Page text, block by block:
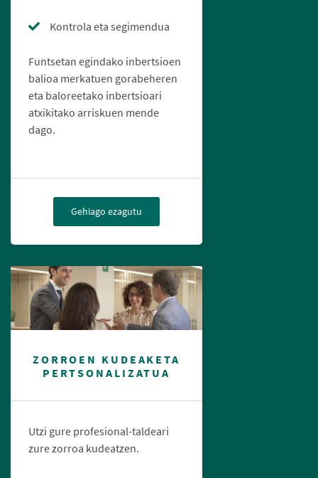
Kontrola eta segimendua
Funtsetan egindako inbertsioen
balioa merkatuen gorabeheren
eta baloreetako inbertsioari
atxikitako arriskuen mende
dago.
Gehiago ezagutu
ZORROEN KUDEAKETA
PERTSONALIZATUA
Utzi gure profesional-taldeari
zure zorroa kudeatzen.